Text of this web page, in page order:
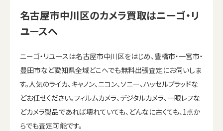
名古屋市中川区のカメラ買取はニーゴ・リ
ユースへ
ニーゴ・リユースは名古屋市中川区をはじめ、豊橋市・一宮市・
豊田市など愛知県全域どこへでも無料出張査定にお伺いしま
す。人気のライカ、キャノン、ニコン、ソニー、ハッセルブラッドな
どお任せください。フィルムカメラ、デジタルカメラ、一眼レフな
どカメラ製品であれば壊れていても、どんなに古くても、1点か
らでも査定可能です。